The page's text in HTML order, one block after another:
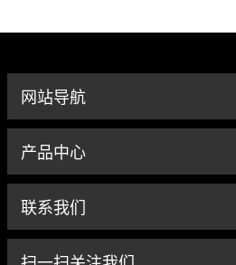
网站导航
产品中心
联系我们